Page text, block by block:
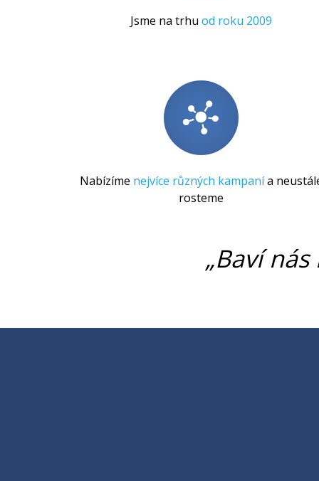
Jsme na trhu od roku 2009
Nabízíme nejvíce různých kampanía
rosteme
„Baví